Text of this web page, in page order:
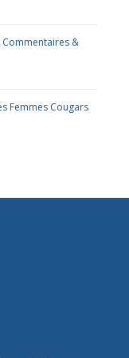
Commentaires &
Femmes Cougars